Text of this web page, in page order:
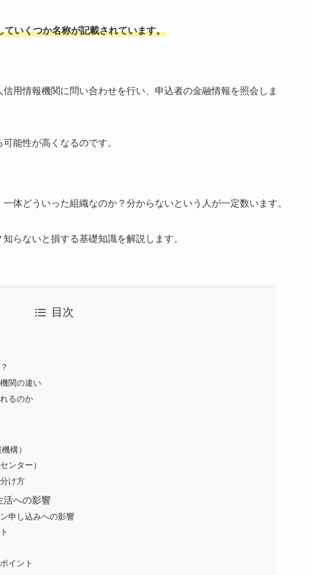
いくつか名称が記載されています。
用情報機関に問い合わせを行い、申込者の金融情報を照会しま
能性が高くなるのです。
体どういった組織なのか？分からないという人が一定数います。
らないと損する基礎知識を解説します。
目次
関の違い
るのか
構）
ンター）
け方
活への影響
申し込みへの影響
イント